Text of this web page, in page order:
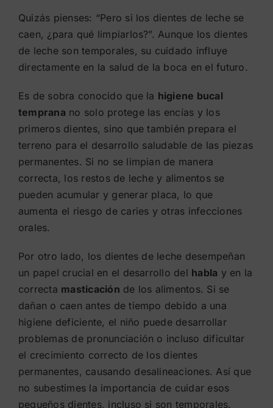
Quizás pienses: “Pero si los dientes de leche se
caen, ¿para qué limpiarlos?”. Aunque los dientes
de leche son temporales, su cuidado influye
directamente en la salud de la boca en el futuro.
Es de sobra conocido que la higiene bucal
temprana no solo protege las encías y los
primeros dientes, sino que también prepara el
terreno para el desarrollo saludable de las piezas
permanentes. Si no se limpian de manera
correcta, los restos de leche y alimentos se
pueden acumular y generar placa, lo que
aumenta el riesgo de caries y otras infecciones
orales.
Por otro lado, los dientes de leche desempeñan
un papel crucial en el desarrollo del habla y en la
correcta masticación de los alimentos. Si se
dañan o caen antes de tiempo debido a una
higiene deficiente, el niño puede desarrollar
problemas de pronunciación o incluso dificultar
el crecimiento correcto de los dientes
permanentes, causando desalineaciones. Así que
no subestimes la importancia de cuidar esos
pequeños dientes, incluso si son temporales.